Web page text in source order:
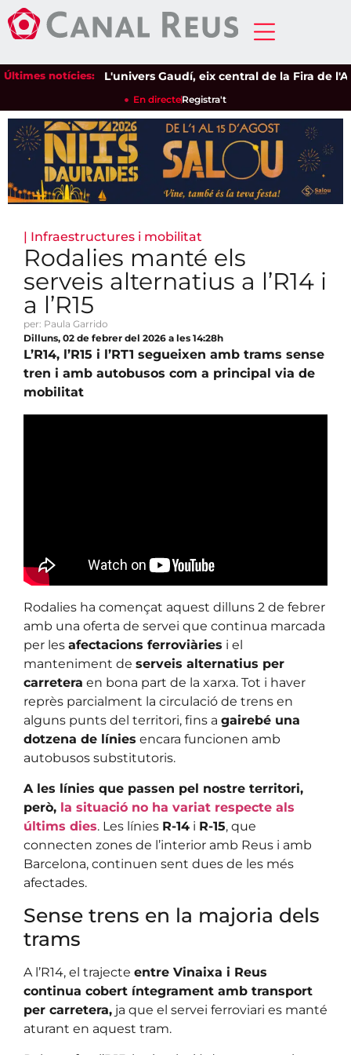
Últimes notícies:L'univers Gaudí, eix central de la Fira de
En directeRegistra't
| Infraestructures i mobilitat
Rodalies manté els
serveis alternatius a l’R14 i
a l’R15
per: Paula Garrido
Dilluns, 02 de febrer del 2026 a les 14:28h
L’R14, l’R15 i l’RT1 segueixen amb trams sense
tren i amb autobusos com a principal via de
mobilitat
Rodalies ha començat aquest dilluns 2 de febrer
amb una oferta de servei que continua marcada
per les afectacions ferroviàries i el
manteniment de serveis alternatius per
carretera en bona part de la xarxa. Tot i haver
reprès parcialment la circulació de trens en
alguns punts del territori, fins a gairebé una
dotzena de línies encara funcionen amb
autobusos substitutoris.
A les línies que passen pel nostre territori,
però, la situació no ha variat respecte als
últims dies. Les línies R-14 i R-15, que
connecten zones de l’interior amb Reus i amb
Barcelona, continuen sent dues de les més
afectades.
Sense trens en la majoria dels
trams
A l’R14, el trajecte entre Vinaixa i Reus
continua cobert íntegrament amb transport
per carretera, ja que el servei ferroviari es manté
aturant en aquest tram.